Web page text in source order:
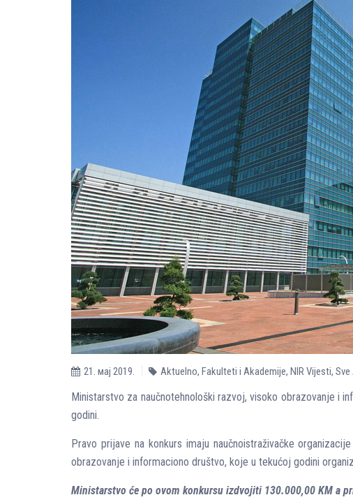
21. мај 2019. Aktuelno, Fakulteti i Akademije, NIR Vijesti,
Ministarstvo za naučnotehnološki razvoj, visoko obrazovanje i
godini.
Pravo prijave na konkurs imaju naučnoistraživačke
obrazovanje i informaciono društvo, koje u tekućoj godini
Ministarstvo će po ovom konkursu izdvojiti 130.000,00 KM a